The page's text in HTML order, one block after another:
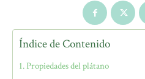
Índice de Contenido
Propiedades del plátano